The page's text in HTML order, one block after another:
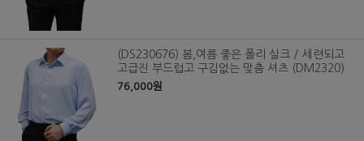
(DS230676) 봄,여름 좋은 폴리 실크 / 세련되고
고급진 부드럽고 구김없는 맞춤 셔츠 (DM2320)
76,000원